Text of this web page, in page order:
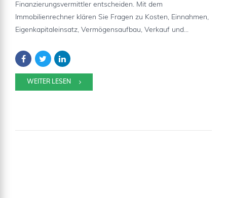
Finanzierungsvermittler entscheiden. Mit dem
Immobilienrechner klären Sie Fragen zu Kosten, Einnahmen,
Eigenkapitaleinsatz, Vermögensaufbau, Verkauf und...
WEITER LESEN